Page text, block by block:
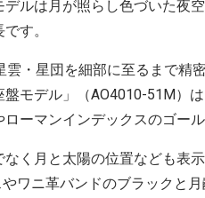
ルは月が照らし色づいた夜
す。
・星団を細部に至るまで精
モデル」（AO4010-51M）
ーマンインデックスのゴー
く月と太陽の位置なども表
ワニ革バンドのブラックと